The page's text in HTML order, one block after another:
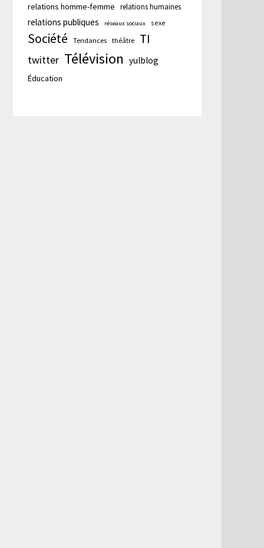
relations homme-femme relations humaines
relations publiques réseaux sociaux sexe
Société Tendances théâtre TI
twitter Télévision yulblog
Éducation